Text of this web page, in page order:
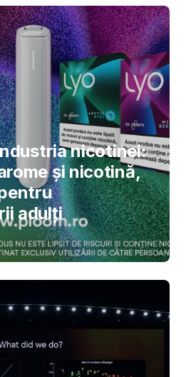
nicotinei:
și nicotină,
adulți